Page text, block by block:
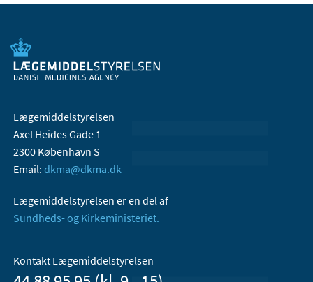
Lægemiddelstyrelsen
Axel Heides Gade 1
2300 København S
Email: dkma@dkma.dk
Lægemiddelstyrelsen er en del af
Sundheds- og Kirkeministeriet.
Kontakt Lægemiddelstyrelsen